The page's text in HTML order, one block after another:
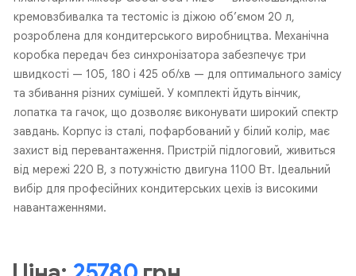
кремовзбивалка та тестоміс із діжою об’ємом 20 л,
розроблена для кондитерського виробництва. Механічна
коробка передач без синхронізатора забезпечує три
швидкості — 105, 180 і 425 об/хв — для оптимального замісу
та збивання різних сумішей. У комплекті йдуть вінчик,
лопатка та гачок, що дозволяє виконувати широкий спектр
завдань. Корпус із сталі, пофарбований у білий колір, має
захист від перевантаження. Пристрій підлоговий, живиться
від мережі 220 В, з потужністю двигуна 1100 Вт. Ідеальний
вибір для професійних кондитерських цехів із високими
навантаженнями.